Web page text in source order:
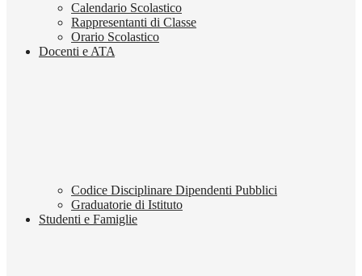
Calendario Scolastico
Rappresentanti di Classe
Orario Scolastico
Docenti e ATA
Codice Disciplinare Dipendenti Pubblici
Graduatorie di Istituto
Studenti e Famiglie